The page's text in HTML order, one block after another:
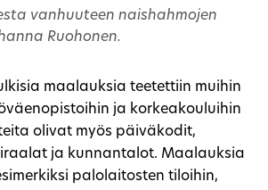
vanhuuteen naishahmojen
Ruohonen.
maalauksia teetettiin muihin
ja korkeakouluihin
olivat myös päiväkodit,
ja kunnantalot. Maalauksia
palolaitosten tiloihin,